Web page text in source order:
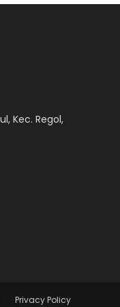
Kec. Regol,
Privacy Policy